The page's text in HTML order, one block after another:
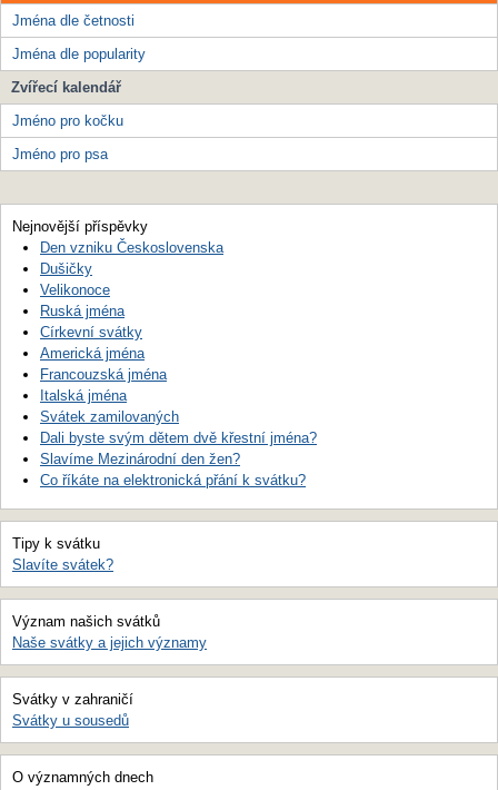
Jména dle četnosti
Jména dle popularity
Zvířecí kalendář
Jméno pro kočku
Jméno pro psa
Nejnovější příspěvky
Den vzniku Československa
Dušičky
Velikonoce
Ruská jména
Církevní svátky
Americká jména
Francouzská jména
Italská jména
Svátek zamilovaných
Dali byste svým dětem dvě křestní jména?
Slavíme Mezinárodní den žen?
Co říkáte na elektronická přání k svátku?
Tipy k svátku
Slavíte svátek?
Význam našich svátků
Naše svátky a jejich významy
Svátky v zahraničí
Svátky u sousedů
O významných dnech